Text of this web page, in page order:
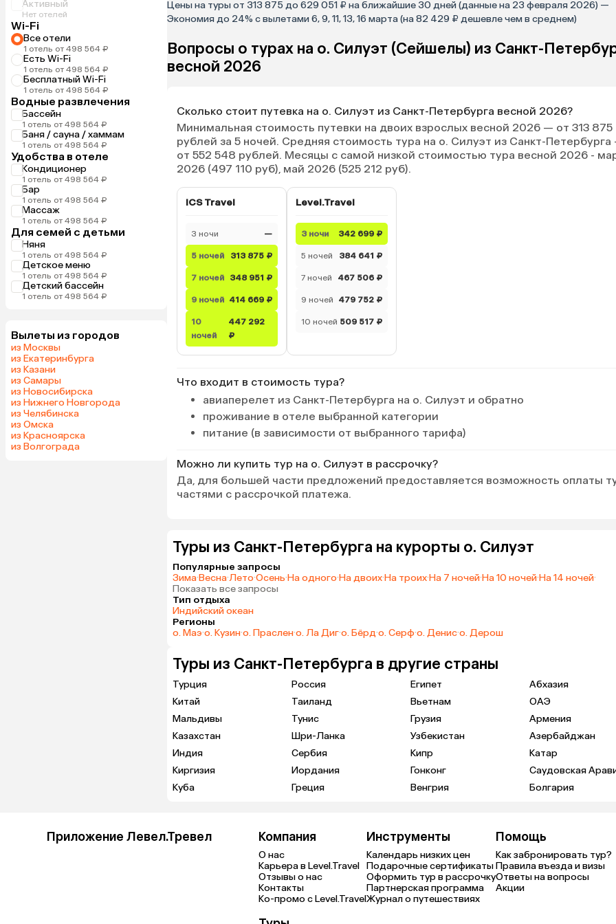
Активный
Нет отелей
Wi-Fi
Все отели
1 отель от 498 564 ₽
Есть Wi-Fi
1 отель от 498 564 ₽
Бесплатный Wi-Fi
1 отель от 498 564 ₽
Водные развлечения
Бассейн
1 отель от 498 564 ₽
Баня / сауна / хаммам
1 отель от 498 564 ₽
Удобства в отеле
Кондиционер
1 отель от 498 564 ₽
Бар
1 отель от 498 564 ₽
Массаж
1 отель от 498 564 ₽
Для семей с детьми
Няня
1 отель от 498 564 ₽
Детское меню
1 отель от 498 564 ₽
Детский бассейн
1 отель от 498 564 ₽
Вылеты из городов
из Москвы
из Екатеринбурга
из Казани
из Самары
из Новосибирска
из Нижнего Новгорода
из Челябинска
из Омска
из Красноярска
из Волгограда
Цены на туры от 313 875 до 629 051 ₽ на ближайшие 30 дней (данные на 23 февраля 2026) —
Экономия до 24% с вылетами 6, 9, 11, 13, 16 марта (на 82 429 ₽ дешевле чем в среднем)
Вопросы о турах на о. Силуэт (Сейшелы) из Санкт-
весной 2026
Сколько стоит путевка на о. Силуэт из Санкт-Петербурга весной 2026?
Минимальная стоимость путевки на двоих взрослых весной 2026 — от 313 875
рублей за 5 ночей. Средняя стоимость тура на о. Силуэт из Санкт-
от 552 548 рублей. Месяцы с самой низкой стоимостью тура весной 2026 -
2026 (497 110 руб), май 2026 (525 212 руб).
ICS Travel
3 ночи —
5 ночей 313 875 ₽
7 ночей 348 951 ₽
9 ночей 414 669 ₽
10
ночей
447 292
₽
Level.Travel
3 ночи 342 699 ₽
5 ночей 384 641 ₽
7 ночей 467 506 ₽
9 ночей 479 752 ₽
10 ночей 509 517 ₽
Что входит в стоимость тура?
авиаперелет из Санкт-Петербурга на о. Силуэт и обратно
проживание в отеле выбранной категории
питание (в зависимости от выбранного тарифа)
Можно ли купить тур на о. Силуэт в рассрочку?
Да, для большей части предложений предоставляется возможность оплаты
частями с рассрочкой платежа.
Туры из Санкт-Петербурга на курорты о. Силуэт
Популярные запросы
Зима·Весна·Лето·Осень·На одного·На двоих·На троих·На 7 ночей·На 10 ночей·На 14 ночей·
Показать все запросы
Тип отдыха
Индийский океан
Регионы
о. Маэ·о. Кузин·о. Праслен·о. Ла Диг·о. Бёрд·о. Серф·о. Денис·о. Дерош
Туры из Санкт-Петербурга в другие страны
Турция Россия Египет
Абхазия
Китай
Таиланд Вьетнам
ОАЭ
Мальдивы
Тунис Грузия
Армения
Казахстан
Шри-Ланка Узбекистан
Азербайджан
Индия
Сербия Кипр
Катар
Киргизия
Иордания Гонконг
Саудовская
Куба
Греция Венгрия Болгария
Приложение Левел.Тревел Компания
О нас
Карьера в Level.Travel
Отзывы о нас
Контакты
Ко-промо с Level.Travel
Инструменты
Календарь низких цен
Подарочные сертификаты
Оформить тур в рассрочку
Партнерская программа
Журнал о путешествиях
Помощь
Как забронировать тур?
Правила въезда и визы
Ответы на вопросы
Акции